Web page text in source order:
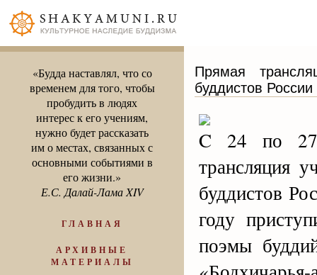
«Будда наставлял, что со
временем для того, чтобы
пробудить в людях
интерес к его учениям,
нужно будет рассказать
им о местах, связанных с
основными событиями в
его жизни.»
Е.С. Далай-Лама XIV
ГЛАВНАЯ
АРХИВНЫЕ
МАТЕРИАЛЫ
Прямая
буддистов России
C 24 по 27
трансляция
буддистов
году
поэмы